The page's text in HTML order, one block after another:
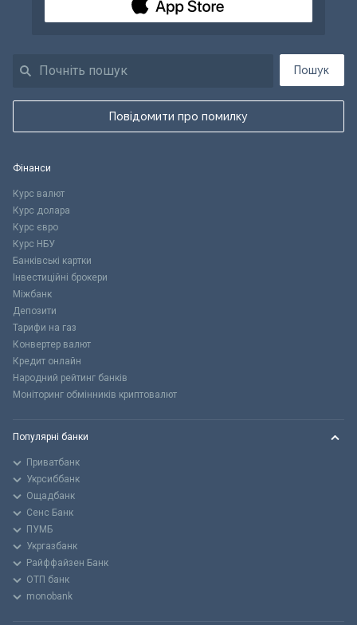
Пошук
Повідомити про помилку
Фінанси
Курс валют
Курс долара
Курс євро
Курс НБУ
Банківські картки
Інвестиційні брокери
Міжбанк
Депозити
Тарифи на газ
Конвертер валют
Кредит онлайн
Народний рейтинг банків
Моніторинг обмінників криптовалют
Популярні банки
Приватбанк
Укрсиббанк
Ощадбанк
Сенс Банк
ПУМБ
Укргазбанк
Райффайзен Банк
ОТП банк
monobank